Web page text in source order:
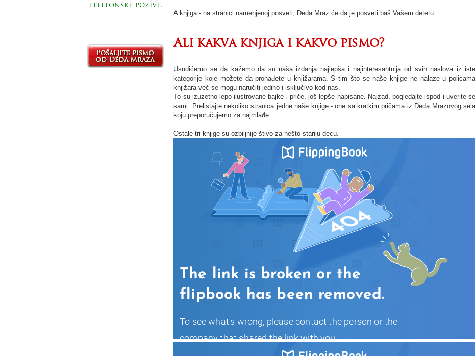
telefonske pozive.
A knjiga - na stranici namenjenoj posveti, Deda Mraz će da je posveti baš Vašem detetu.
Ali kakva knjiga i kakvo pismo?
Usudićemo se da kažemo da su naša izdanja najlepša i najinteresantnija od svih naslova iz iste
kategorije koje možete da pronađete u knjižarama. S tim što se naše knjige ne nalaze u policama
knjižara već se mogu naručiti jedino i isključivo kod nas.
To su izuzetno lepo ilustrovane bajke i priče, još lepše napisane. Najzad, pogledajte ispod i uverite se
sami. Prelistajte nekoliko stranica jedne naše knjige - one sa kratkim pričama iz Deda Mrazovog sela
koju preporučujemo za najmlađe.
Ostale tri knjige su ozbiljnije štivo za nešto stariju decu.